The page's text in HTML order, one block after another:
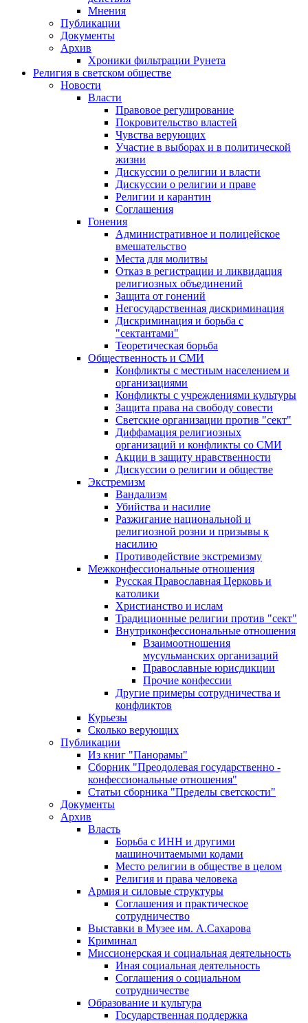
Мнения
Публикации
Документы
Архив
Хроники фильтрации Рунета
Религия в светском обществе
Новости
Власти
Правовое регулирование
Покровительство властей
Чувства верующих
Участие в выборах и в политической
жизни
Дискуссии о религии и власти
Дискуссии о религии и праве
Религии и карантин
Соглашения
Гонения
Административное и полицейское
вмешательство
Места для молитвы
Отказ в регистрации и ликвидация
религиозных объединений
Защита от гонений
Негосударственная дискриминация
Дискриминация и борьба с
"сектантами"
Теоретическая борьба
Общественность и СМИ
Конфликты с местным населением и
организациями
Конфликты с учреждениями культуры
Защита права на свободу совести
Светские организации против "сект"
Диффамация религиозных
организаций и конфликты со СМИ
Акции в защиту нравственности
Дискуссии о религии и обществе
Экстремизм
Вандализм
Убийства и насилие
Разжигание национальной и
религиозной розни и призывы к
насилию
Противодействие экстремизму
Межконфессиональные отношения
Русская Православная Церковь и
католики
Христианство и ислам
Традиционные религии против "сект"
Внутриконфессиональные отношения
Взаимоотношения
мусульманских организаций
Православные юрисдикции
Прочие конфессии
Другие примеры сотрудничества и
конфликтов
Курьезы
Сколько верующих
Публикации
Из книг "Панорамы"
Сборник "Преодолевая государственно -
конфессиональные отношения"
Статьи сборника "Пределы светскости"
Документы
Архив
Власть
Борьба с ИНН и другими
машиночитаемыми кодами
Место религии в обществе в целом
Религия и права человека
Армия и силовые структуры
Соглашения и практическое
сотрудничество
Выставки в Музее им. А.Сахарова
Криминал
Миссионерская и социальная деятельность
Иная социальная деятельность
Соглашения о социальном
сотрудничестве
Образование и культура
Государственная поддержка